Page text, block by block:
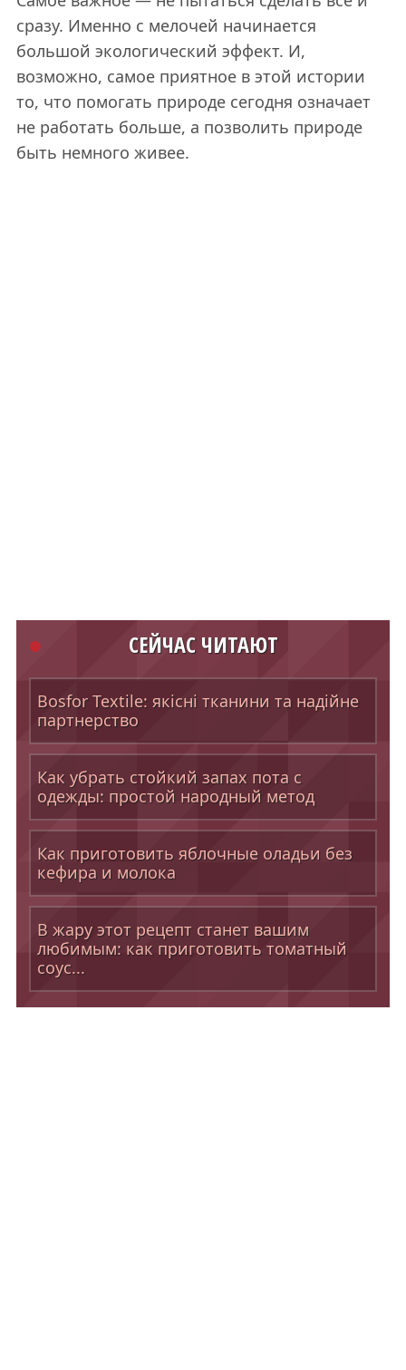
сразу. Именно с мелочей начинается
большой экологический эффект. И,
возможно, самое приятное в этой истории
то, что помогать природе сегодня означает
не работать больше, а позволить природе
быть немного живее.
СЕЙЧАС ЧИТАЮТ
Bosfor Textile: якісні тканини та надійне
партнерство
Как убрать стойкий запах пота с
одежды: простой народный метод
Как приготовить яблочные оладьи без
кефира и молока
В жару этот рецепт станет вашим
любимым: как приготовить томатный
соус...